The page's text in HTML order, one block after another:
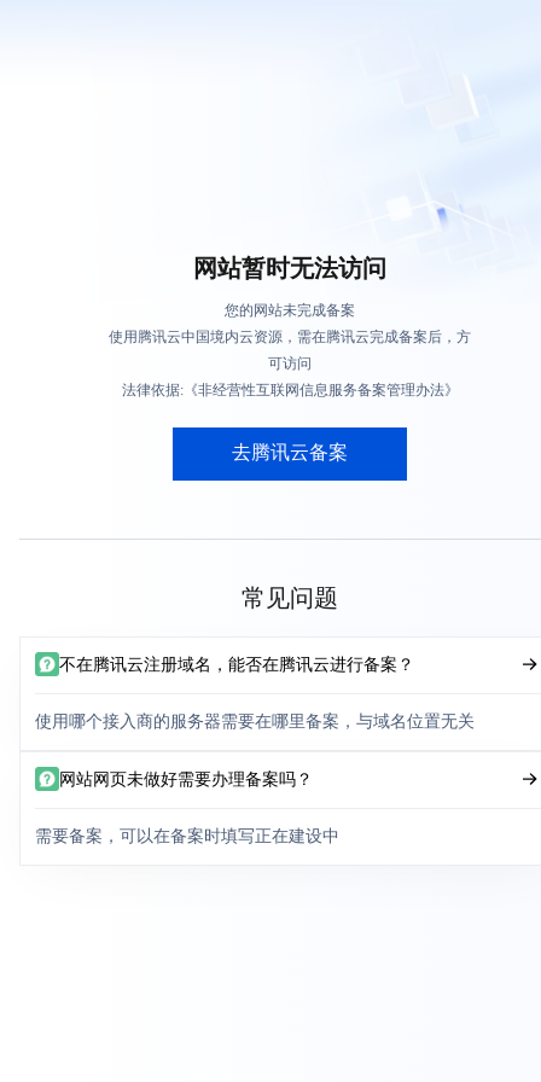
网站暂时无法访问
您的网站未完成备案
使用腾讯云中国境内云资源，需在腾讯云完成备案后，方
可访问
法律依据:《非经营性互联网信息服务备案管理办法》
去腾讯云备案
常见问题
不在腾讯云注册域名，能否在腾讯云进行备案？
使用哪个接入商的服务器需要在哪里备案，与域名位置无关
网站网页未做好需要办理备案吗？
需要备案，可以在备案时填写正在建设中